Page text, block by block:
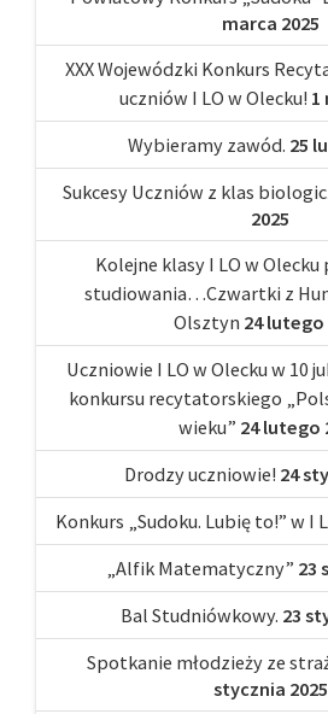
marca 2025
XXX Wojewódzki Konkurs
uczniów I LO w Olecku! 1
Wybieramy zawód. 25
Sukcesy Uczniów z klas
2025
Kolejne klasy I LO w
studiowania…Czwartki z
Olsztyn 24 lutego
Uczniowie I LO w Olecku w 10
konkursu recytatorskiego
wieku” 24 lutego
Drodzy uczniowie! 24
Konkurs „Sudoku. Lubię to!” w I
„Alfik Matematyczny” 23
Bal Studniówkowy. 23
Spotkanie młodzieży ze
stycznia 2025